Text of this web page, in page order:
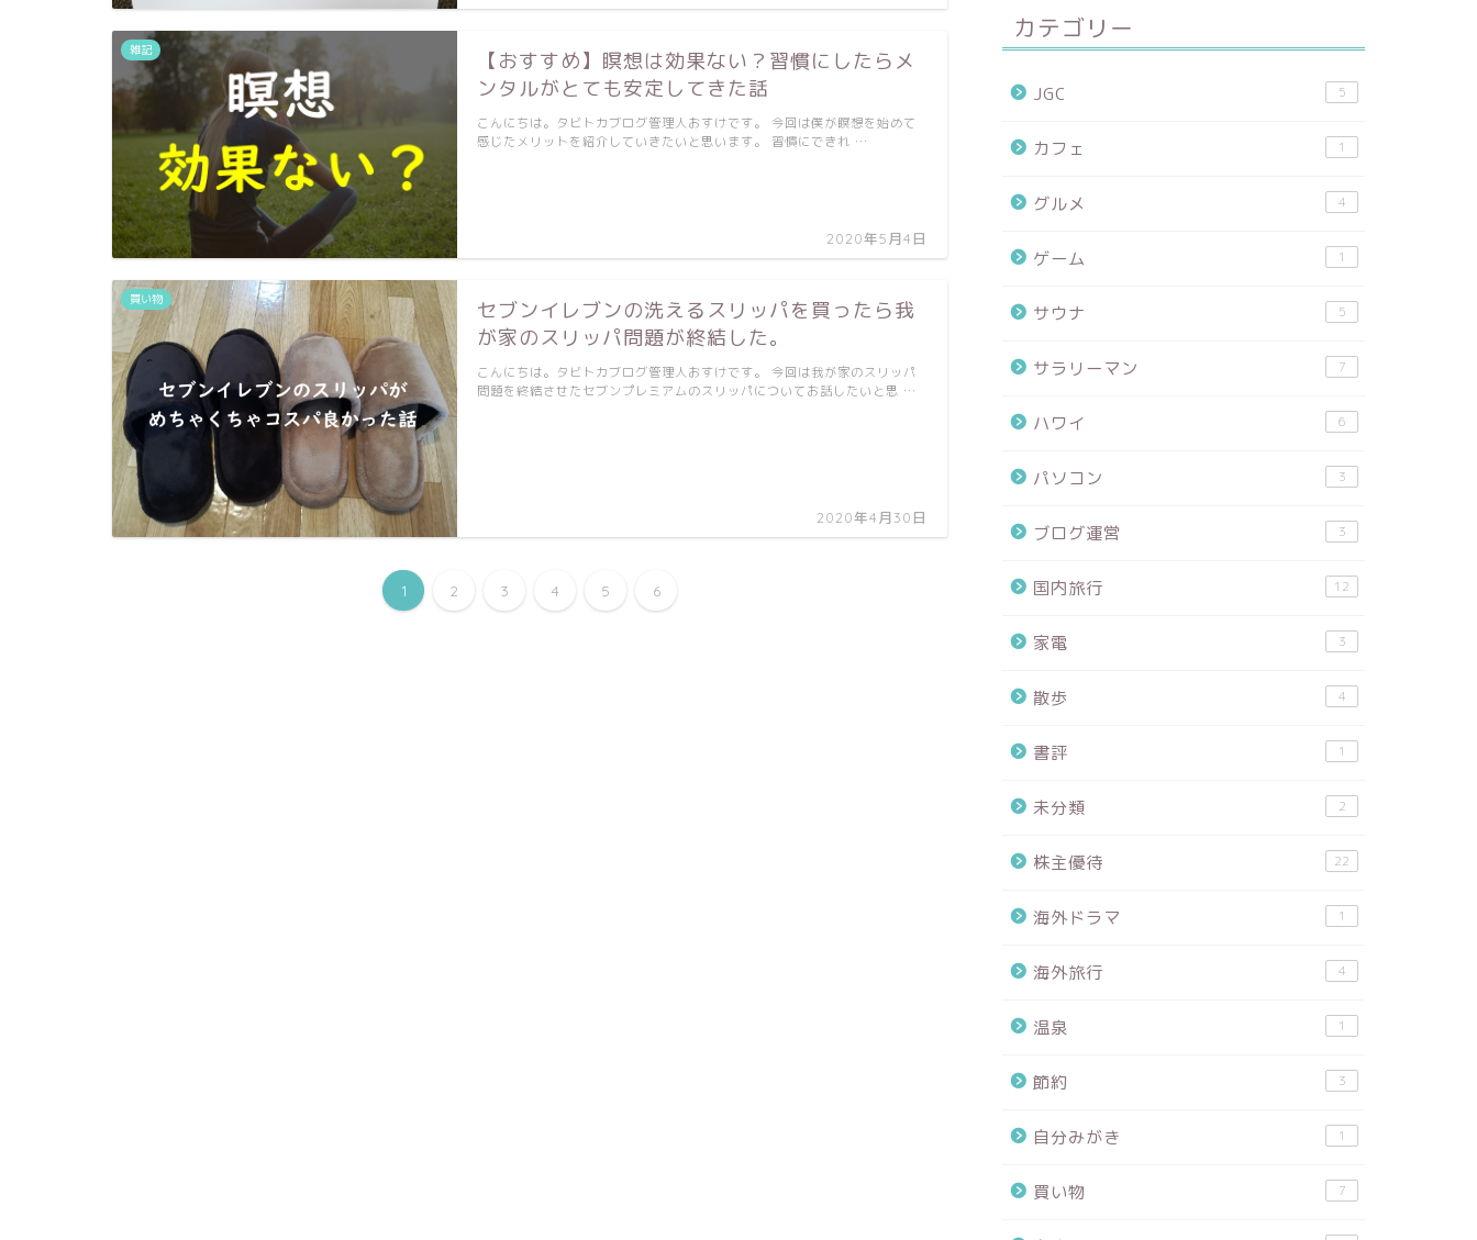
雑記
【おすすめ】瞑想は効果ない？習慣にしたらメ
ンタルがとても安定してきた話
2020年5月4日
こんにちは。タビトカブログ管理人おすけです。 今回は僕が瞑想を始めて
感じたメリットを紹介していきたいと思います。 習慣にできれ …
買い物
セブンイレブンの洗えるスリッパを買ったら我
が家のスリッパ問題が終結した。
2020年4月30日
こんにちは。タビトカブログ管理人おすけです。 今回は我が家のスリッパ
問題を終結させたセブンプレミアムのスリッパについてお話したいと思 …
1 2 3 4 5 6
カテゴリー
JGC 5
カフェ 1
グルメ 4
ゲーム 1
サウナ 5
サラリーマン 7
ハワイ 6
パソコン 3
ブログ運営 3
国内旅行 12
家電 3
散歩 4
書評 1
未分類 2
株主優待 22
海外ドラマ 1
海外旅行 4
温泉 1
節約 3
自分みがき 1
買い物 7